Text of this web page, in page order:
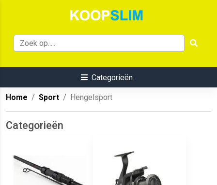
Categorieën
Home Sport Hengelsport
Categorieën